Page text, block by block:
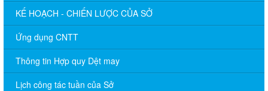
KẾ HOẠCH - CHIẾN LƯỢC CỦA SỞ
Ứng dụng CNTT
Thông tin Hợp quy Dệt may
Lịch công tác tuần của Sở